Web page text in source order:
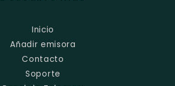
Inicio
Añadir emisora
Contacto
Soporte